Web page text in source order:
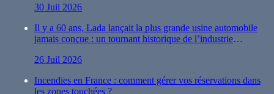
30 Juil 2026
Il y a 60 ans, Lada lançait la plus grande usine automobile
jamais conçue : un tournant historique de l’industrie
26 Juil 2026
Incendies en France : comment gérer vos réservations dans
les zones touchées ?